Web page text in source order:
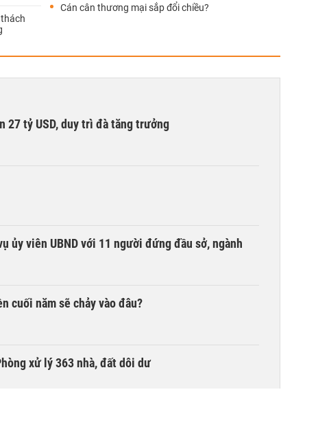
Cán cân thương mại sắp đổi chiều?
27 tỷ USD, duy trì đà tăng trưởng
ủy viên UBND với 11 người đứng đầu sở, ngành
cuối năm sẽ chảy vào đâu?
xử lý 363 nhà, đất dôi dư